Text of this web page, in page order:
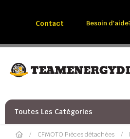
Contact Besoin
Toutes Les Catégories
CFMOTO Pièces détachées